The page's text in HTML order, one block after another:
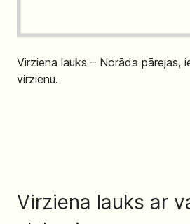
Virziena lauks – Norāda pārejas,
virzienu.
Virziena lauks ar